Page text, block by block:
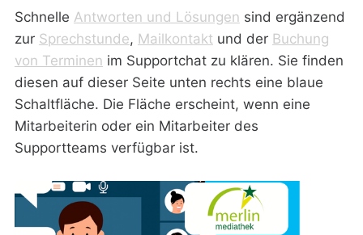
Schnelle Antworten und Lösungen sind ergänzend
zur Sprechstunde, Mailkontakt und der Buchung
von Terminen im Supportchat zu klären. Sie finden
diesen auf dieser Seite unten rechts eine blaue
Schaltfläche. Die Fläche erscheint, wenn eine
Mitarbeiterin oder ein Mitarbeiter des
Supportteams verfügbar ist.